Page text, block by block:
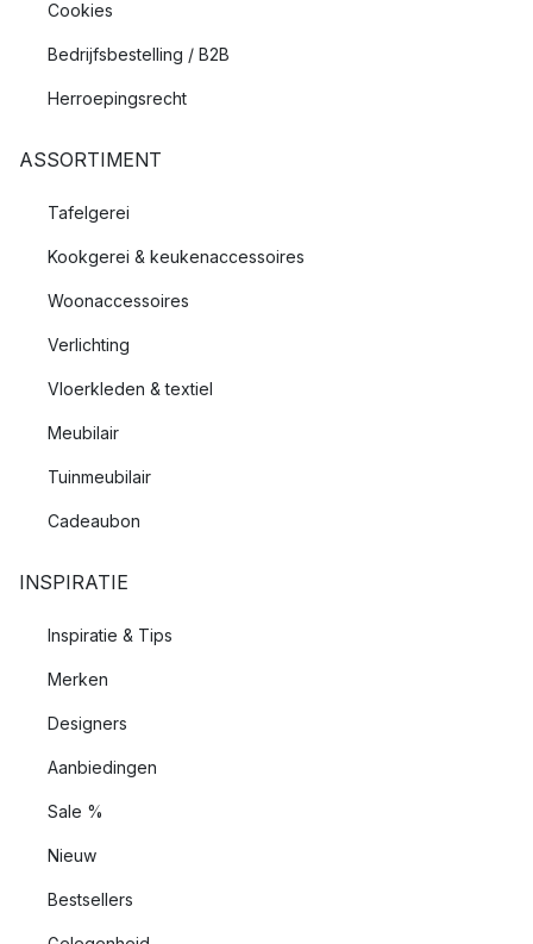
Cookies
Bedrijfsbestelling / B2B
Herroepingsrecht
ASSORTIMENT
Tafelgerei
Kookgerei & keukenaccessoires
Woonaccessoires
Verlichting
Vloerkleden & textiel
Meubilair
Tuinmeubilair
Cadeaubon
INSPIRATIE
Inspiratie & Tips
Merken
Designers
Aanbiedingen
Sale %
Nieuw
Bestsellers